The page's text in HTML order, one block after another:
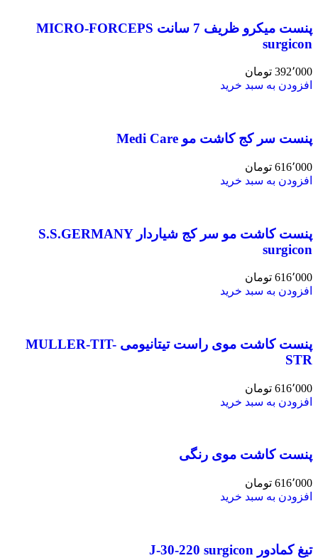
پنست میکرو ظریف 7 سانت MICRO-FORCEPS
surgicon
392٬000 تومان
افزودن به سبد خرید
پنست سر کج کاشت مو Medi Care
616٬000 تومان
افزودن به سبد خرید
پنست کاشت مو سر کج شیاردار S.S.GERMANY
surgicon
616٬000 تومان
افزودن به سبد خرید
پنست کاشت موی راست تیتانیومی MULLER-TIT-
STR
616٬000 تومان
افزودن به سبد خرید
پنست کاشت موی رنگی
616٬000 تومان
افزودن به سبد خرید
تیغ کمادور J-30-220 surgicon